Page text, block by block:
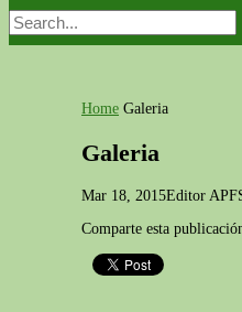
Home Galeria
Galeria
Mar 18, 2015Editor
Comparte esta